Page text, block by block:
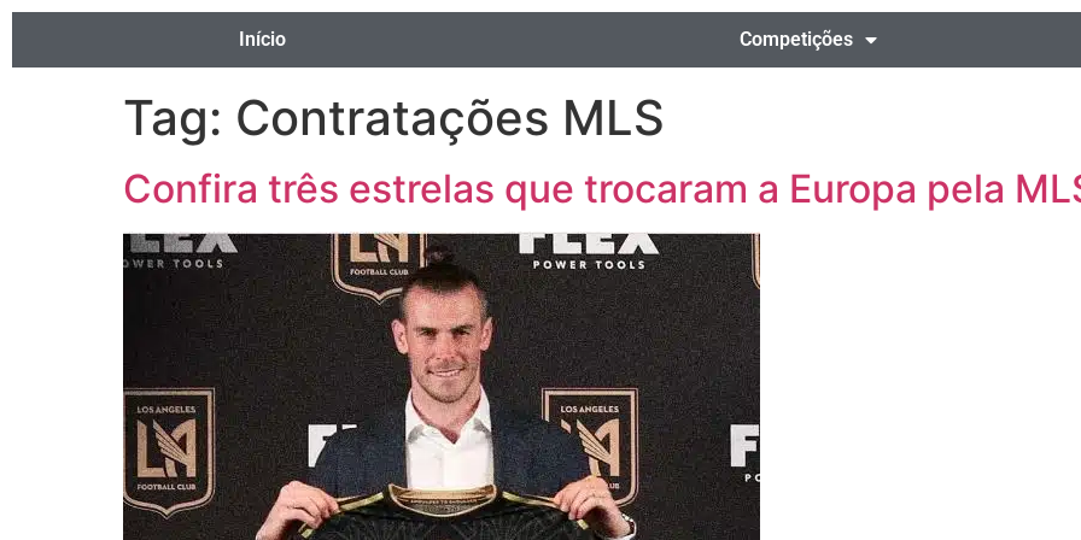
Início Competições
Tag: Contratações MLS
Confira três estrelas que trocaram a Europa pela